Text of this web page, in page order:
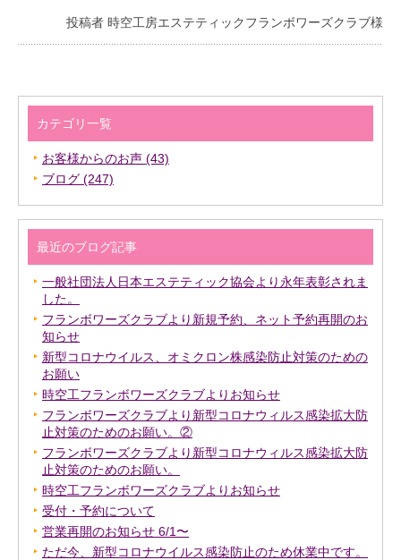
投稿者 時空工房エステティックフランボワーズクラブ様
カテゴリ一覧
お客様からのお声 (43)
ブログ (247)
最近のブログ記事
一般社団法人日本エステティック協会より永年表彰されま
した。
フランボワーズクラブより新規予約、ネット予約再開のお
知らせ
新型コロナウイルス、オミクロン株感染防止対策のための
お願い
時空工フランボワーズクラブよりお知らせ
フランボワーズクラブより新型コロナウィルス感染拡大防
止対策のためのお願い。②
フランボワーズクラブより新型コロナウィルス感染拡大防
止対策のためのお願い。
時空工フランボワーズクラブよりお知らせ
受付・予約について
営業再開のお知らせ 6/1〜
ただ今、新型コロナウイルス感染防止のため休業中です。